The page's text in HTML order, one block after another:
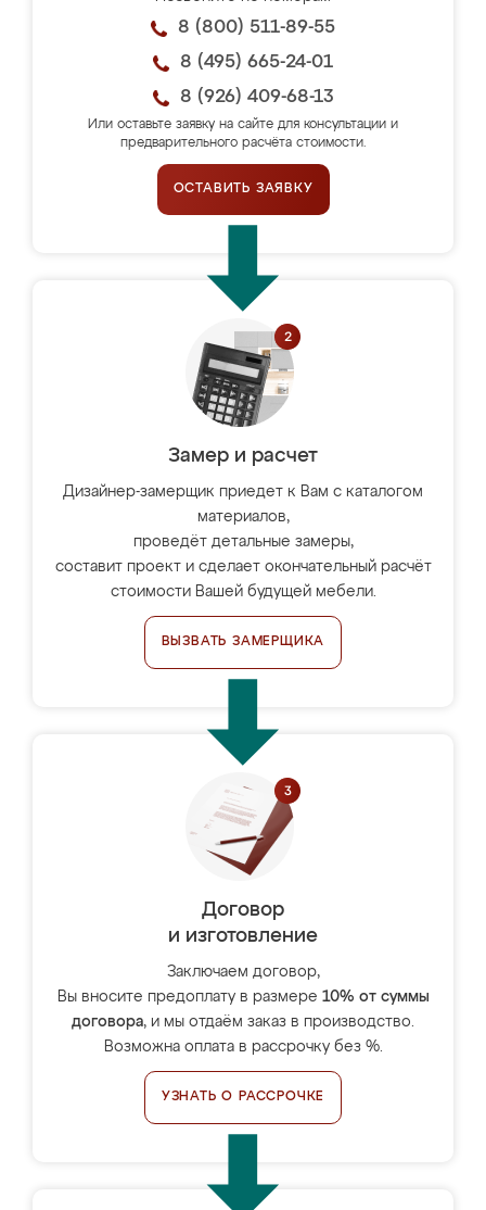
8 (800) 511-89-55
8 (495) 665-24-01
8 (926) 409-68-13
Или оставьте заявку на сайте для консультации и
предварительного расчёта стоимости.
ОСТАВИТЬ ЗАЯВКУ
Замер и расчет
Дизайнер-замерщик приедет к Вам с каталогом
материалов,
проведёт детальные замеры,
составит проект и сделает окончательный расчёт
стоимости Вашей будущей мебели.
ВЫЗВАТЬ ЗАМЕРЩИКА
Договор
и изготовление
Заключаем договор,
Вы вносите предоплату в размере 10% от суммы
договора, и мы отдаём заказ в производство.
Возможна оплата в рассрочку без %.
УЗНАТЬ О РАССРОЧКЕ